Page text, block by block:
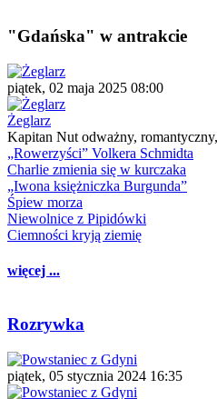
"Gdańska" w antrakcie
piątek, 02 maja 2025 08:00
Żeglarz
Kapitan Nut odważny,
„Rowerzyści” Volkera Schmidta
Charlie zmienia się w kurczaka
„Iwona księżniczka Burgunda”
Śpiew morza
Niewolnice z Pipidówki
Ciemności kryją ziemię
więcej ...
Rozrywka
piątek, 05 stycznia 2024 16:35